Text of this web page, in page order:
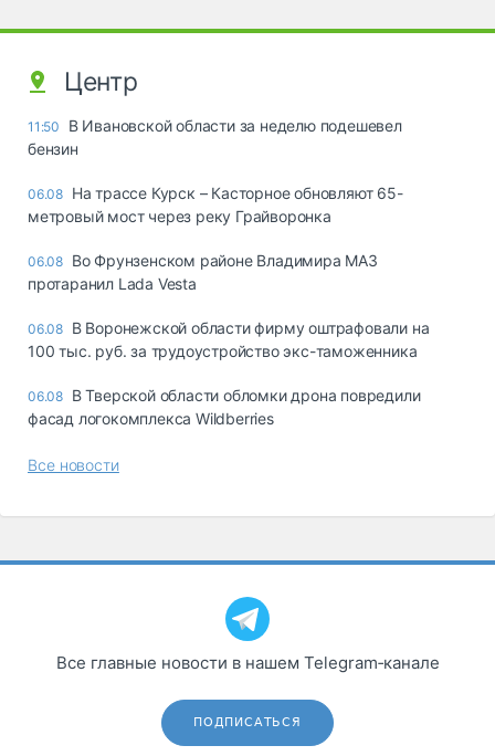
Центр
11:50
В Ивановской области за неделю подешевел
бензин
06.08 На трассе Курск – Касторное обновляют 65-
метровый мост через реку Грайворонка
06.08 Во Фрунзенском районе Владимира МАЗ
протаранил Lada Vesta
06.08 В Воронежской области фирму оштрафовали на
100 тыс. руб. за трудоустройство экс-таможенника
06.08 В Тверской области обломки дрона повредили
фасад логокомплекса Wildberries
Все новости
Все главные новости в нашем Telegram‑канале
ПОДПИСАТЬСЯ